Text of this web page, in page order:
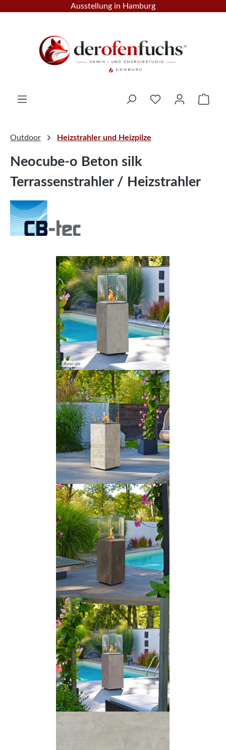
Zum Hauptinhalt springen
Ausstellung in Hamburg
Outdoor Heizstrahler und Heizpilze
Neocube-o Beton silk
Terrassenstrahler / Heizstrahler
Bildergalerie überspringen